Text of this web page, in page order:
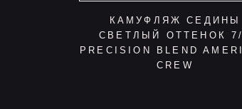
КАМУФЛЯЖ СЕДИНЫ
СВЕТЛЫЙ ОТТЕНОК
PRECISION BLEND
CREW